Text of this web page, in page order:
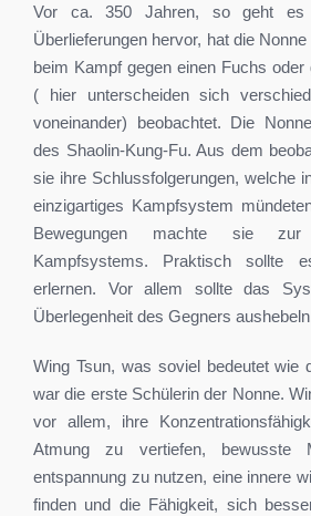
Vor ca. 350 Jahren, so geht es
Überlieferungen hervor, hat die
beim Kampf gegen einen Fuchs oder
( hier unterscheiden sich
voneinander) beobachtet. Die
des Shaolin-Kung-Fu. Aus dem
sie ihre Schlussfolgerungen, welche
einzigartiges Kampfsystem
Bewegungen machte sie zur
Kampfsystems. Praktisch sollte
erlernen. Vor allem sollte das
Überlegenheit des Gegners
Wing Tsun, was soviel bedeutet wie
war die erste Schülerin der Nonne.
vor allem, ihre
Atmung zu vertiefen, bewusste
entspannung zu nutzen, eine innere
finden und die Fähigkeit, sich